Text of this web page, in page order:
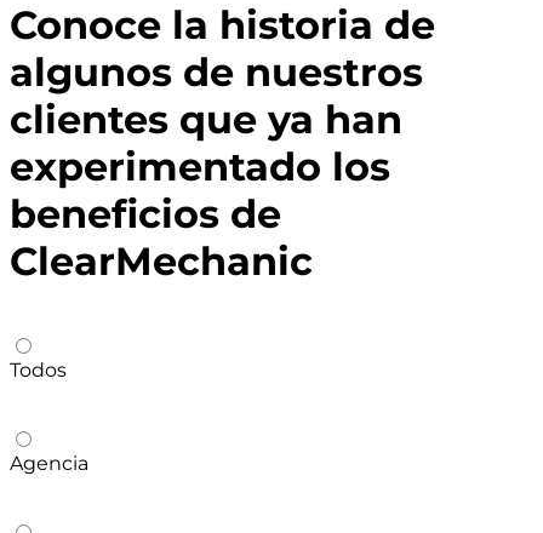
Conoce la historia de
algunos de nuestros
clientes que ya han
experimentado los
beneficios de
ClearMechanic
Todos
Agencia